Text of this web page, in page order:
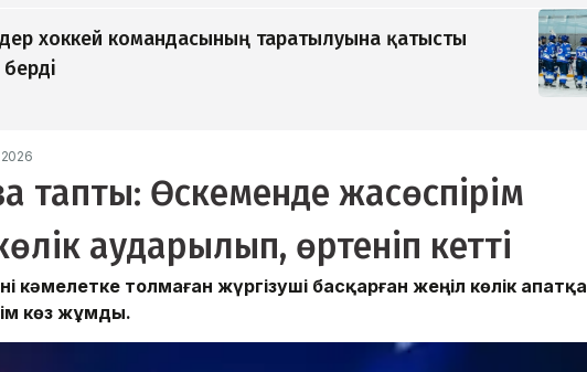
хоккей командасының таратылуына қатысты
тапты: Өскеменде жасөспірім
аударылып, өртеніп кетті
кәмелетке толмаған жүргізуші басқарған жеңіл көлік апатқа
көз жұмды.